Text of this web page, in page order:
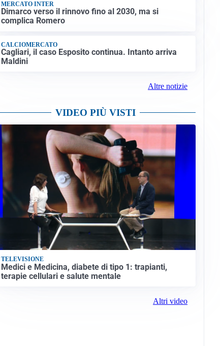
MERCATO INTER
Dimarco verso il rinnovo fino al 2030, ma si
complica Romero
CALCIOMERCATO
Cagliari, il caso Esposito continua. Intanto arriva
Maldini
Altre notizie
VIDEO PIÙ VISTI
TELEVISIONE
Medici e Medicina, diabete di tipo 1: trapianti,
terapie cellulari e salute mentale
Altri video